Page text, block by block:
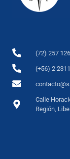
(72) 257
(+56) 2
Calle
Región,